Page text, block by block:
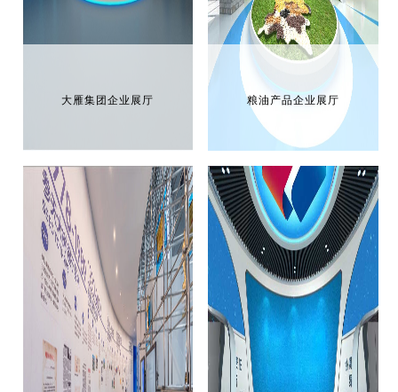
大雁集团企业展厅 粮油产品企业展厅